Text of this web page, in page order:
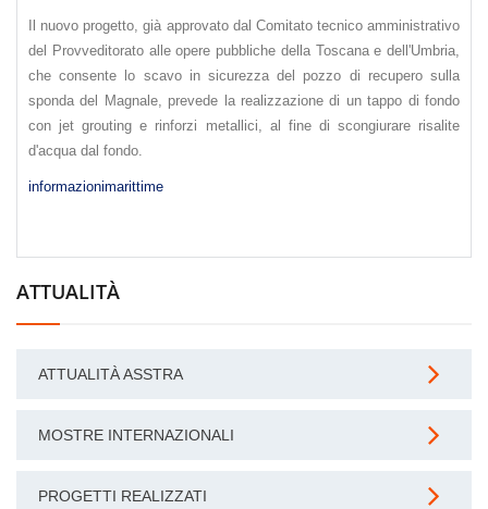
Il nuovo progetto, già approvato dal Comitato tecnico amministrativo
del Provveditorato alle opere pubbliche della Toscana e dell'Umbria,
che consente lo scavo in sicurezza del pozzo di recupero sulla
sponda del Magnale, prevede la realizzazione di un tappo di fondo
con jet grouting e rinforzi metallici, al fine di scongiurare risalite
d'acqua dal fondo.
informazionimarittime
ATTUALITÀ
ATTUALITÀ ASSTRA
MOSTRE INTERNAZIONALI
PROGETTI REALIZZATI